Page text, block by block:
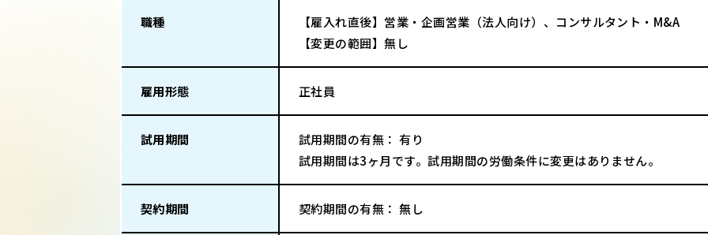
職種
【雇入れ直後】営業・企画営業（法人向け）、コンサルタント・M&A
【変更の範囲】無し
雇用形態 正社員
試用期間
試用期間の有無： 有り
試用期間は3ヶ月です。試用期間の労働条件に変更はありません。
契約期間 契約期間の有無： 無し